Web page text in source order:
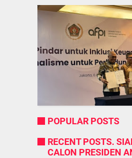
POPULAR POSTS
RECENT POSTS.
CALON PRESIDEN